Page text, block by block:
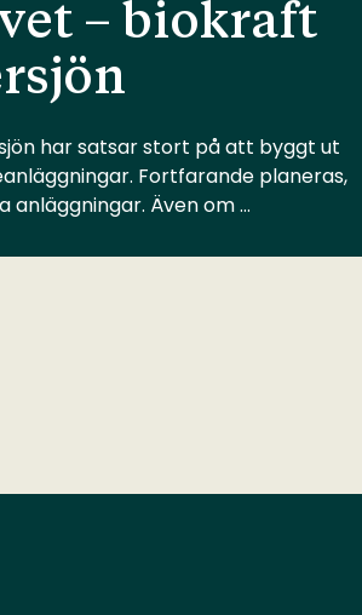
– biokraft
har satsar stort på att byggt ut
Fortfarande planeras,
anläggningar. Även om …